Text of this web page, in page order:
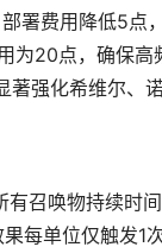
署费用降低5点
为20点，确保
强化希维尔、
有召唤物持续时
每单位仅触发1